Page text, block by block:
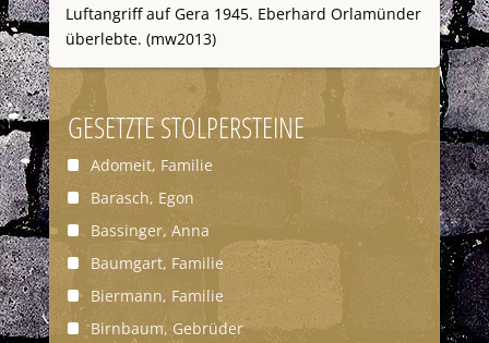
Luftangriff auf Gera 1945. Eberhard Orlamünder
überlebte. (mw2013)
GESETZTE STOLPERSTEINE
Adomeit, Familie
Barasch, Egon
Bassinger, Anna
Baumgart, Familie
Biermann, Familie
Birnbaum, Gebrüder